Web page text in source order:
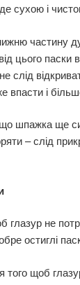
сухою і
частину
цього паски
слід
впасти і
шпажка ще
– слід
не
остиглі
щоб